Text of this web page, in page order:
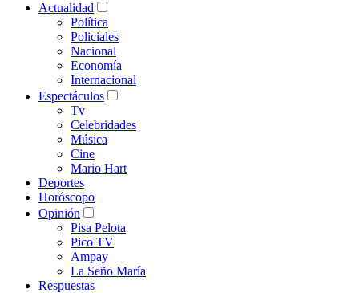
Actualidad
Política
Policiales
Nacional
Economía
Internacional
Espectáculos
Tv
Celebridades
Música
Cine
Mario Hart
Deportes
Horóscopo
Opinión
Pisa Pelota
Pico TV
Ampay
La Seño María
Respuestas